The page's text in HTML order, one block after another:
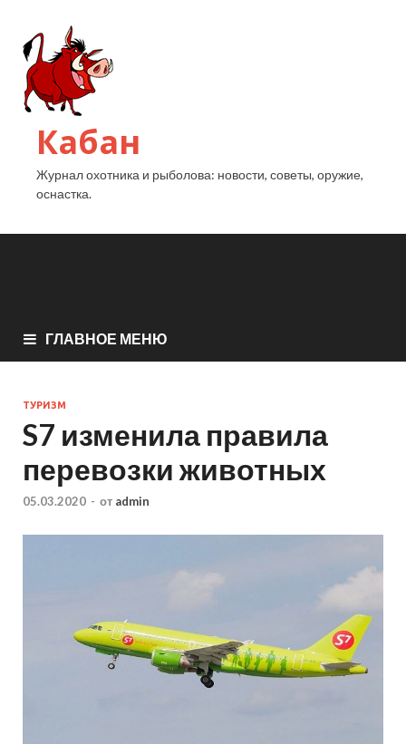
Кабан
Журнал охотника и рыболова: новости, советы, оружие,
оснастка.
ГЛАВНОЕ МЕНЮ
ТУРИЗМ
S7 изменила правила
перевозки животных
05.03.2020 - от admin